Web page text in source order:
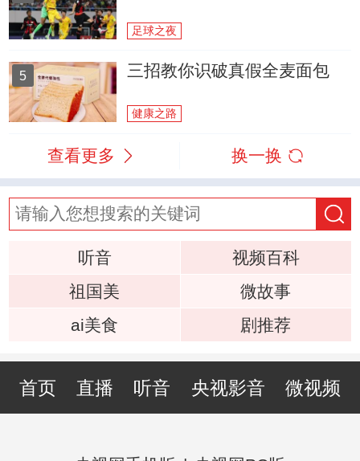
足球之夜
5 三招教你识破真假全麦面包
健康之路
查看更多 换一换
听音
视频百科
祖国美
微故事
ai美食
剧推荐
首页 直播 听音 央视影音 微视频